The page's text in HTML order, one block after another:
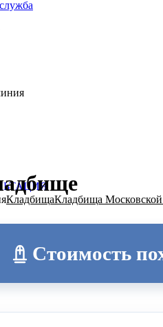
КладбищаКладбища Московской
Стоимость